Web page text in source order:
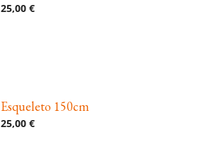
25,00 €
Esqueleto 150cm
25,00 €